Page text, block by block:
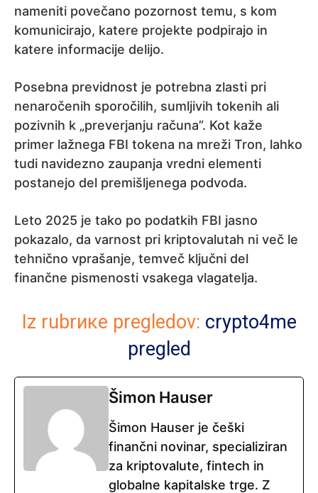
nameniti povečano pozornost temu, s kom
komunicirajo, katere projekte podpirajo in
katere informacije delijo.
Posebna previdnost je potrebna zlasti pri
nenaročenih sporočilih, sumljivih tokenih ali
pozivnih k „preverjanju računa”. Kot kaže
primer lažnega FBI tokena na mreži Tron, lahko
tudi navidezno zaupanja vredni elementi
postanejo del premišljenega podvoda.
Leto 2025 je tako po podatkih FBI jasno
pokazalo, da varnost pri kriptovalutah ni več le
tehnično vprašanje, temveč ključni del
finančne pismenosti vsakega vlagatelja.
Iz rubrике pregledov: crypto4me
pregled
Šimon Hauser
Šimon Hauser je češki
finančni novinar, specializiran
za kriptovalute, fintech in
globalne kapitalske trge. Z